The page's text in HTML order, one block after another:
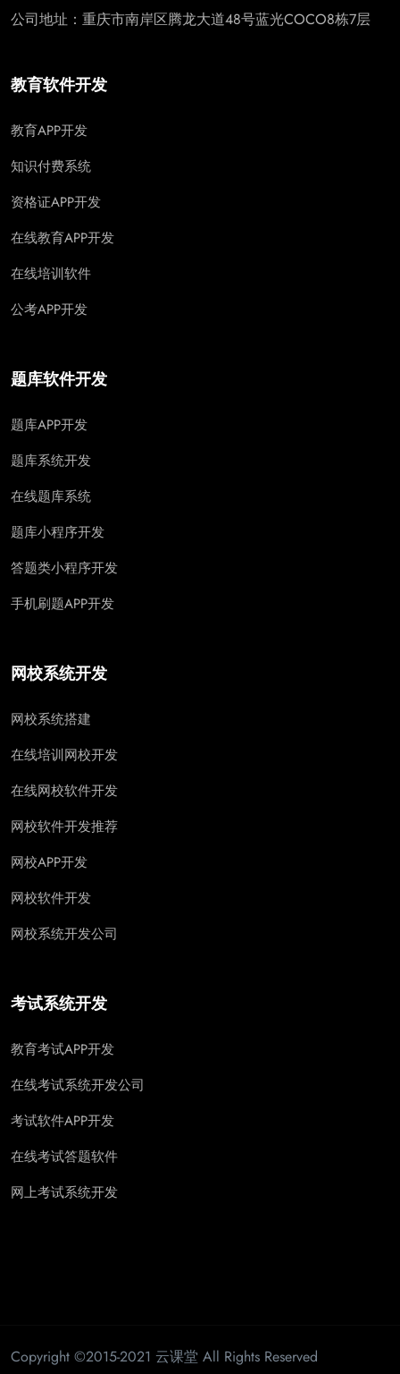
公司地址：重庆市南岸区腾龙大道48号蓝光COCO8栋7层
教育软件开发
教育APP开发
知识付费系统
资格证APP开发
在线教育APP开发
在线培训软件
公考APP开发
题库软件开发
题库APP开发
题库系统开发
在线题库系统
题库小程序开发
答题类小程序开发
手机刷题APP开发
网校系统开发
网校系统搭建
在线培训网校开发
在线网校软件开发
网校软件开发推荐
网校APP开发
网校软件开发
网校系统开发公司
考试系统开发
教育考试APP开发
在线考试系统开发公司
考试软件APP开发
在线考试答题软件
网上考试系统开发
Copyright ©2015-2021 云课堂 All Rights Reserved